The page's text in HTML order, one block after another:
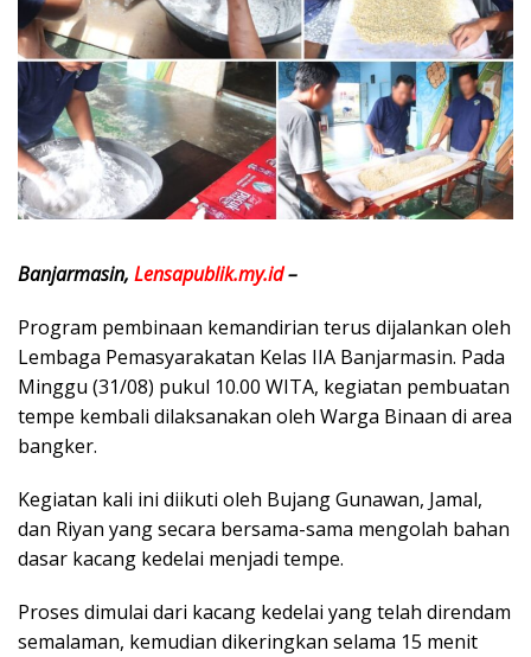
Banjarmasin, Lensapublik.my.id–
Program pembinaan kemandirian terus dijalankan oleh
Lembaga Pemasyarakatan Kelas IIA Banjarmasin. Pada
Minggu (31/08) pukul 10.00 WITA, kegiatan pembuatan
tempe kembali dilaksanakan oleh Warga Binaan di area
bangker.
Kegiatan kali ini diikuti oleh Bujang Gunawan, Jamal,
dan Riyan yang secara bersama-sama mengolah bahan
dasar kacang kedelai menjadi tempe.
Proses dimulai dari kacang kedelai yang telah direndam
semalaman, kemudian dikeringkan selama 15 menit